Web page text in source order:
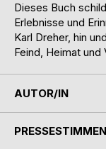
Dieses Buch
Erlebnisse und
Karl Dreher, hin
Feind, Heimat und
AUTOR/IN
PRESSESTIMMEN